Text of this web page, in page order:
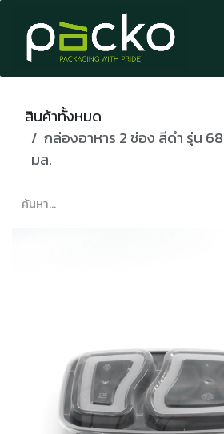
Skip to Content
สินค้าทั้งหมด
กล่องอาหาร 2 ช่อง สีดำ รุ่น
มล.